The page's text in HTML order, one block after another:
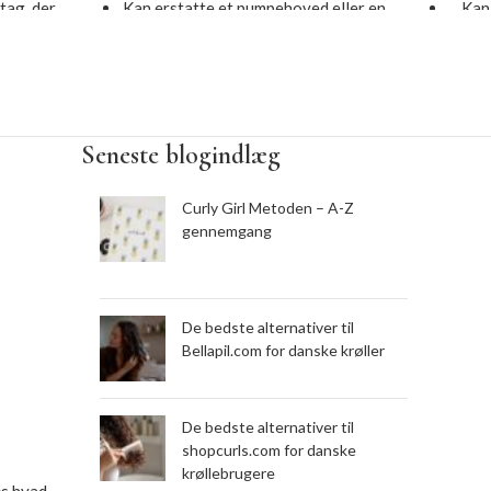
der
Kan erstatte et pumpehoved eller en
Er enkel og pæn – lavet i sort plast
Måler 25 mm i diameter – passer til
standard 24 mm produktflaskehals
Seneste blogindlæg
Curly Girl Metoden – A-Z
gennemgang
De bedste alternativer til
Bellapil.com for danske krøller
De bedste alternativer til
shopcurls.com for danske
krøllebrugere